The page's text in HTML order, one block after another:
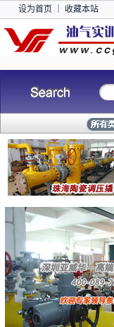
设为首页 收藏本站